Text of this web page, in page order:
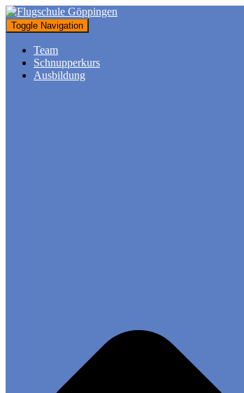
Toggle Navigation
Team
Schnupperkurs
Ausbildung